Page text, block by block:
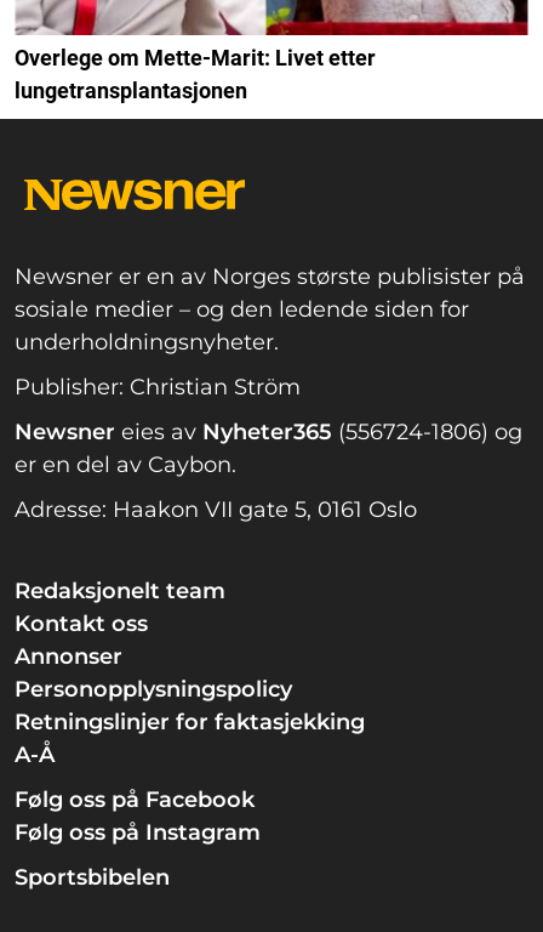
Overlege om Mette-Marit: Livet etter
lungetransplantasjonen
Newsner er en av Norges største publisister på
sosiale medier – og den ledende siden for
underholdningsnyheter.
Publisher: Christian Ström
Newsner eies av Nyheter365 (556724-1806) og
er en del av Caybon.
Adresse: Haakon VII gate 5, 0161 Oslo
Redaksjonelt team
Kontakt oss
Annonser
Personopplysningspolicy
Retningslinjer for faktasjekking
A-Å
Følg oss på Facebook
Følg oss på Instagram
Sportsbibelen